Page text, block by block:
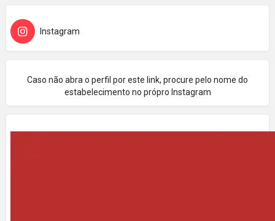
Instagram
Caso não abra o perfil por este link, procure pelo nome do
estabelecimento no própro Instagram